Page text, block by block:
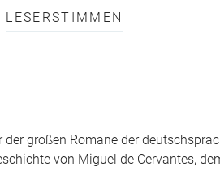
LESERSTIMMEN
großen Romane der
von Miguel de Cervantes,